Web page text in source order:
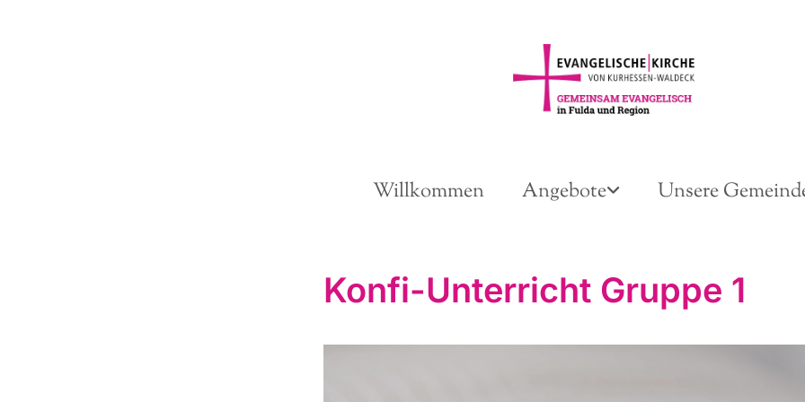
Willkommen Angebote Unsere
Konfi-Unterricht Gruppe 1